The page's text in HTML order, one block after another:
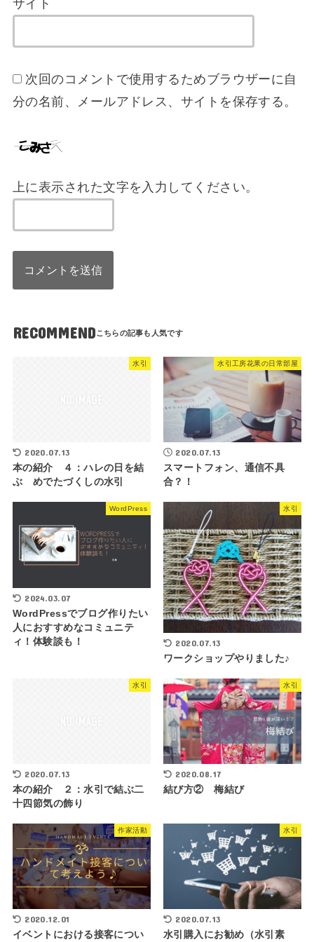
サイト
次回のコメントで使用するためブラウザーに自
分の名前、メールアドレス、サイトを保存する。
上に表示された文字を入力してください。
RECOMMEND
水引
2020.07.13
本の紹介 ４：ハレの日を結
ぶ めでたづくしの水引
水引工房花果の日常部屋
2020.07.13
スマートフォン、通信不具
合？！
WordPress
2024.03.07
WordPressでブログ作りたい
人におすすめなコミュニテ
ィ！体験談も！
水引
2020.07.13
ワークショップやりました♪
水引
2020.07.13
本の紹介 ２：水引で結ぶ二
十四節気の飾り
水引
2020.08.17
結び方② 梅結び
作家活動
2020.12.01
イベントにおける接客につい
水引
2020.07.13
水引購入にお勧め（水引素